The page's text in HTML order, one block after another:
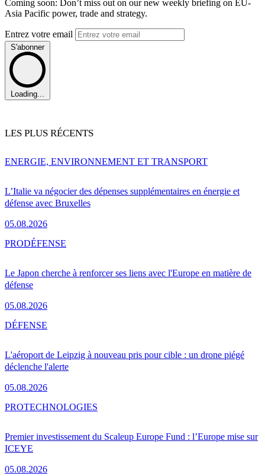
Coming soon: Don’t miss out on our new weekly briefing on EU-
Asia Pacific power, trade and strategy.
Entrez votre email
S'abonner
Loading...
LES PLUS RÉCENTS
L’Italie va négocier des dépenses supplémentaires en énergie et
défense avec Bruxelles
05.08.2026
ENERGIE, ENVIRONNEMENT ET TRANSPORT
Le Japon cherche à renforcer ses liens avec l'Europe en matière de
défense
05.08.2026
PRODÉFENSE
L'aéroport de Leipzig à nouveau pris pour cible : un drone piégé
déclenche l'alerte
05.08.2026
DÉFENSE
Premier investissement du Scaleup Europe Fund : l’Europe mise sur
ICEYE
05.08.2026
PROTECHNOLOGIES